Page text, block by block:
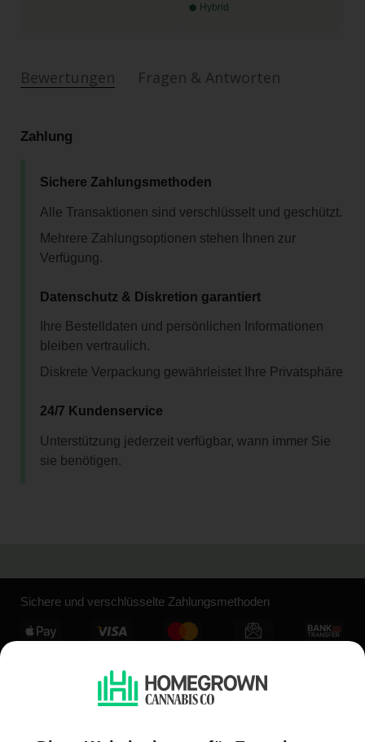
Hybrid
Bewertungen Fragen & Antworten
Zahlung
Sichere Zahlungsmethoden
Alle Transaktionen sind verschlüsselt und geschützt.
Mehrere Zahlungsoptionen stehen Ihnen zur
Verfügung.
Datenschutz & Diskretion garantiert
Ihre Bestelldaten und persönlichen Informationen
bleiben vertraulich.
Diskrete Verpackung gewährleistet Ihre Privatsphäre
24/7 Kundenservice
Unterstützung jederzeit verfügbar, wann immer Sie
sie benötigen.
Sichere und verschlüsselte Zahlungsmethoden